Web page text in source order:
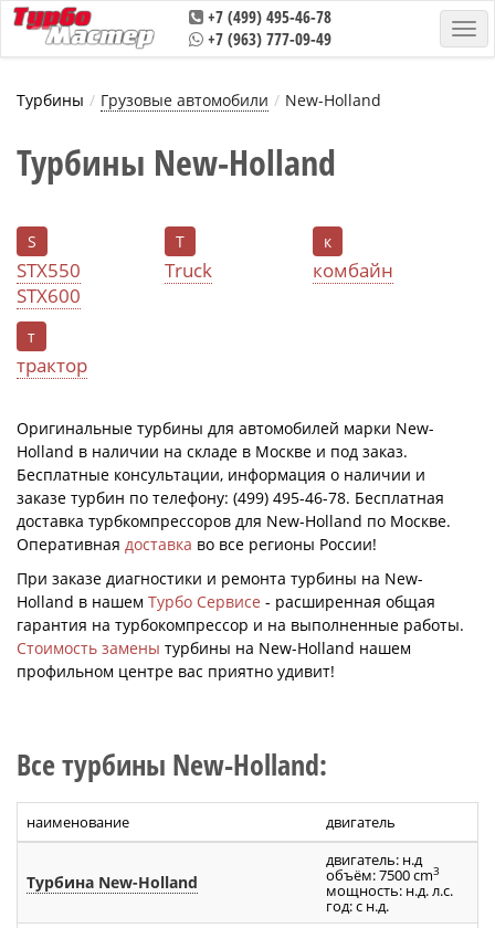
+7 (499) 495-46-78
+7 (963) 777-09-49
Турбины Грузовые автомобили New-Holland
Турбины New-Holland
S
STX550
STX600
T
Truck
к
комбайн
т
трактор
Оригинальные турбины для автомобилей марки New-
Holland в наличии на складе в Москве и под заказ.
Бесплатные консультации, информация о наличии и
заказе турбин по телефону: (499) 495-46-78. Бесплатная
доставка турбкомпрессоров для New-Holland по Москве.
Оперативная доставка во все регионы России!
При заказе диагностики и ремонта турбины на New-
Holland в нашем Турбо Сервисе - расширенная общая
гарантия на турбокомпрессор и на выполненные работы.
Стоимость замены турбины на New-Holland нашем
профильном центре вас приятно удивит!
Все турбины New-Holland:
наименование двигатель
Турбина New-Holland
двигатель: н.д
объём: 7500 cm3
мощность: н.д. л.с.
год: с н.д.